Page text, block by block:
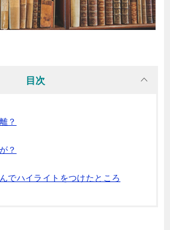
目次
？
？
でハイライトをつけたところ